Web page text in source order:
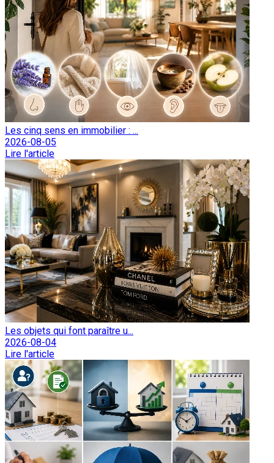
Les cinq sens en immobilier : ...
2026-08-05
Lire l'article
Les objets qui font paraître u...
2026-08-04
Lire l'article